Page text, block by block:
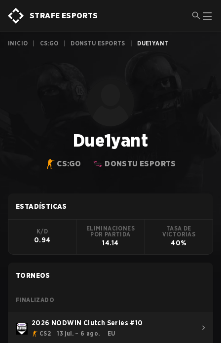
STRAFE ESPORTS
INICIO CS:GO DONSTU ESPORTS DUE1YANT
Due1yant
CS:GO DONSTU ESPORTS
ESTADÍSTICAS
K/D
0.94
ELIMINACIONES
POR PARTIDA
14.14
TASA DE
VICTORIAS
40%
TORNEOS
FINALIZADO
2026 NODWIN Clutch Series #10
CS2 13 jul. – 6 ago. EU